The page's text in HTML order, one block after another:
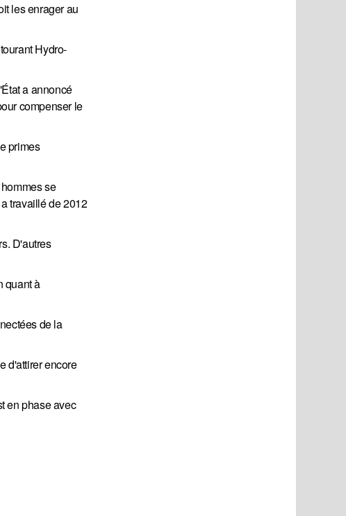
les enrager au
Hydro-
a annoncé
compenser le
primes
se
travaillé de 2012
D'autres
quant à
de la
d'attirer encore
en phase avec